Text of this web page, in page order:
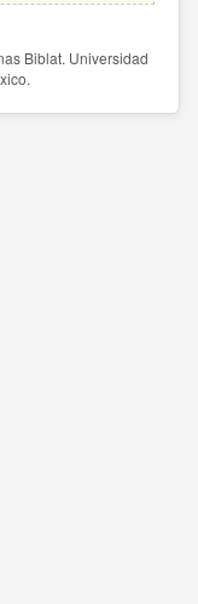
Biblat. Universidad